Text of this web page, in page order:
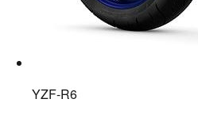
YZF-R6